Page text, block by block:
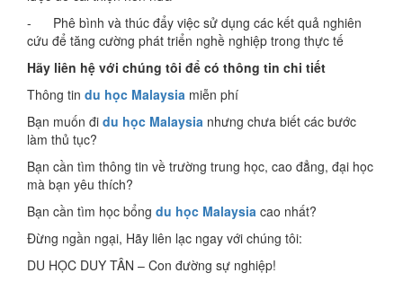
- Phê bình và thúc đẩy việc sử dụng các kết quả nghiên
cứu để tăng cường phát triển nghề nghiệp trong thực tế
Hãy liên hệ với chúng tôi để có thông tin chi tiết
Thông tin du học Malaysia miễn phí
Bạn muốn đi du học Malaysia nhưng chưa biết các bước
làm thủ tục?
Bạn cần tìm thông tin về trường trung học, cao đẳng, đại học
mà bạn yêu thích?
Bạn cần tìm học bổng du học Malaysia cao nhất?
Đừng ngần ngại, Hãy liên lạc ngay với chúng tôi:
DU HỌC DUY TÂN – Con đường sự nghiệp!